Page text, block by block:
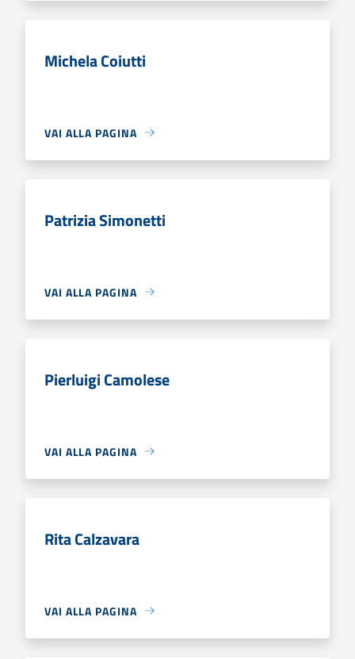
Michela Coiutti
VAI ALLA PAGINA
Patrizia Simonetti
VAI ALLA PAGINA
Pierluigi Camolese
VAI ALLA PAGINA
Rita Calzavara
VAI ALLA PAGINA